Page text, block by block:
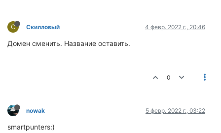
С Скилловый 4 февр. 2022 г., 20:46
Домен сменить. Название оставить.
0
nowak 5 февр. 2022 г., 03:22
smartpunters:)